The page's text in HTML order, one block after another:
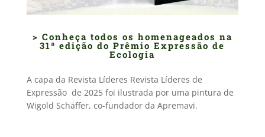
> Conheça todos os homenageados na
31ª edição do Prêmio Expressão de
Ecologia
A capa da Revista Líderes Revista Líderes de
Expressão de 2025 foi ilustrada por uma pintura de
Wigold Schäffer, co-fundador da Apremavi.